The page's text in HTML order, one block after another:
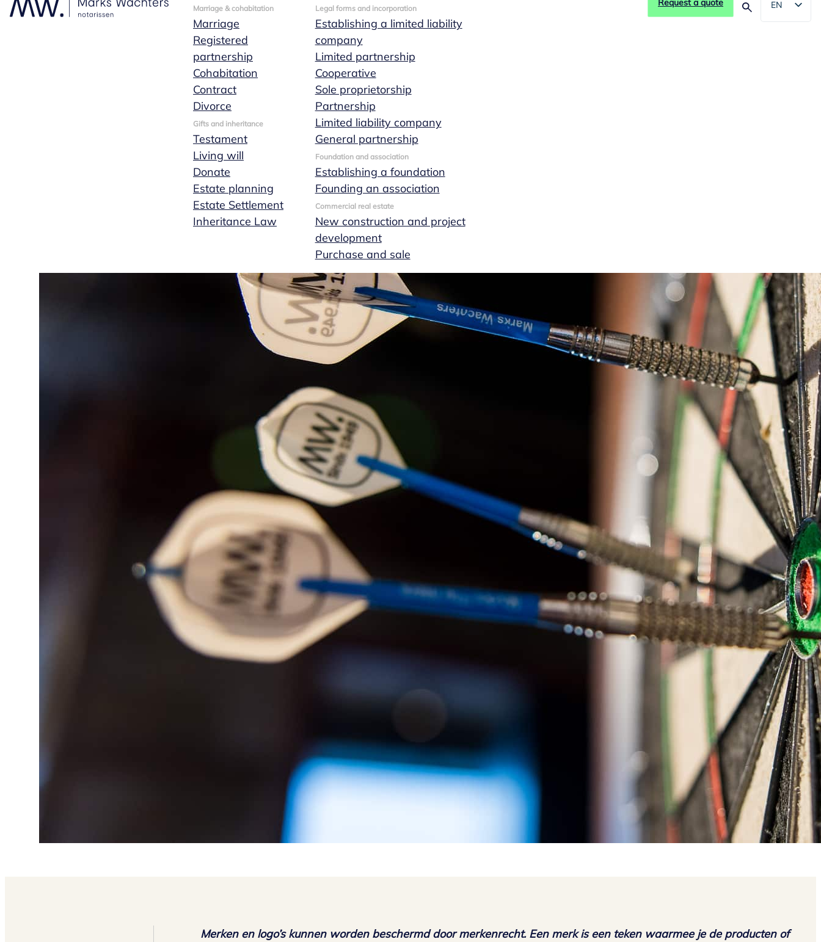
Marriage & cohabitation
Marriage
Registered
partnership
Cohabitation
Contract
Divorce
Gifts and inheritance
Testament
Living will
Donate
Estate planning
Estate Settlement
Inheritance Law
Legal forms and incorporation
Establishing a limited liability
company
Limited partnership
Cooperative
Sole proprietorship
Partnership
Limited liability company
General partnership
Foundation and association
Establishing a foundation
Founding an association
Commercial real estate
New construction and project
development
Purchase and sale
EN
NL
Merken en logo’s kunnen worden beschermd door merkenrecht. Een merk is een teken waarmee je de producten of